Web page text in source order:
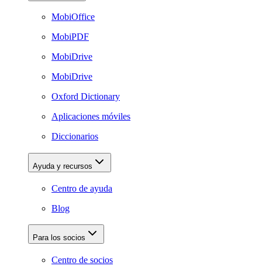
MobiOffice
MobiPDF
MobiDrive
MobiDrive
Oxford Dictionary
Aplicaciones móviles
Diccionarios
Ayuda y recursos
Centro de ayuda
Blog
Para los socios
Centro de socios